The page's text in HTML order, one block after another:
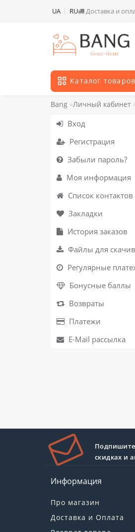
UA RU Доставка и
Каталог товаров
Bang Личный кабинет
Вход
Регистрация
Забыли пароль?
Моя информация
Список контактов
Закладки
История заказов
Файлы для
Регулярные
Бонусные баллы
Возвраты
Платежи
E-Mail рассылка
скидках и
Информация
Про магазин
Доставка и Оплата